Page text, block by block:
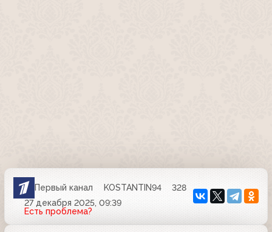
Первый канал KOSTANTIN94
328
27 декабря 2025, 09:39
Есть проблема?